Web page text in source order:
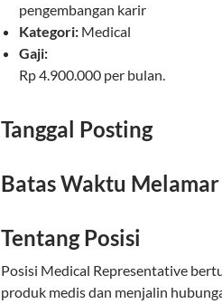
pengembangan karir
Kategori: Medical
Gaji:
Rp 4.900.000 per bulan.
Tanggal Posting
Batas Waktu Melamar
Tentang Posisi
Posisi Medical Representative
produk medis dan menjalin